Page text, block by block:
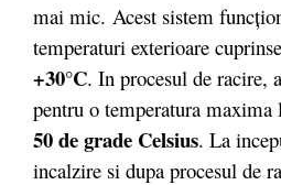
mai mic. Acest sistem
temperaturi exterioare
+30°C. In procesul de racire,
pentru o temperatura maxima
50 de grade Celsius. La
incalzire si dupa procesul de